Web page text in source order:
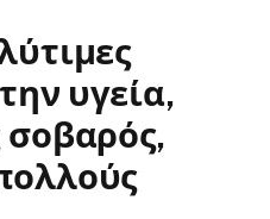
υγεία,
σοβαρός,